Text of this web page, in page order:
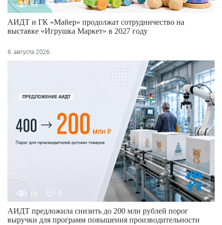
64 0
АИДТ и ГК «Майер» продолжат сотрудничество на
выставке «Игрушка Маркет» в 2027 году
6 августа 2026
66 0
АИДТ предложила снизить до 200 млн рублей порог
выручки для программ повышения производительности